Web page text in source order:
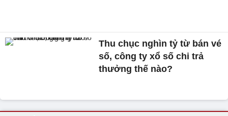
Thu chục nghìn tỷ từ bán vé
số, công ty xổ số chi trả
thưởng thế nào?